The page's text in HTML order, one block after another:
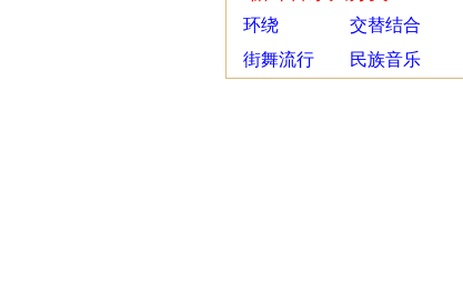
环绕 交替结合
街舞流行
民族音乐